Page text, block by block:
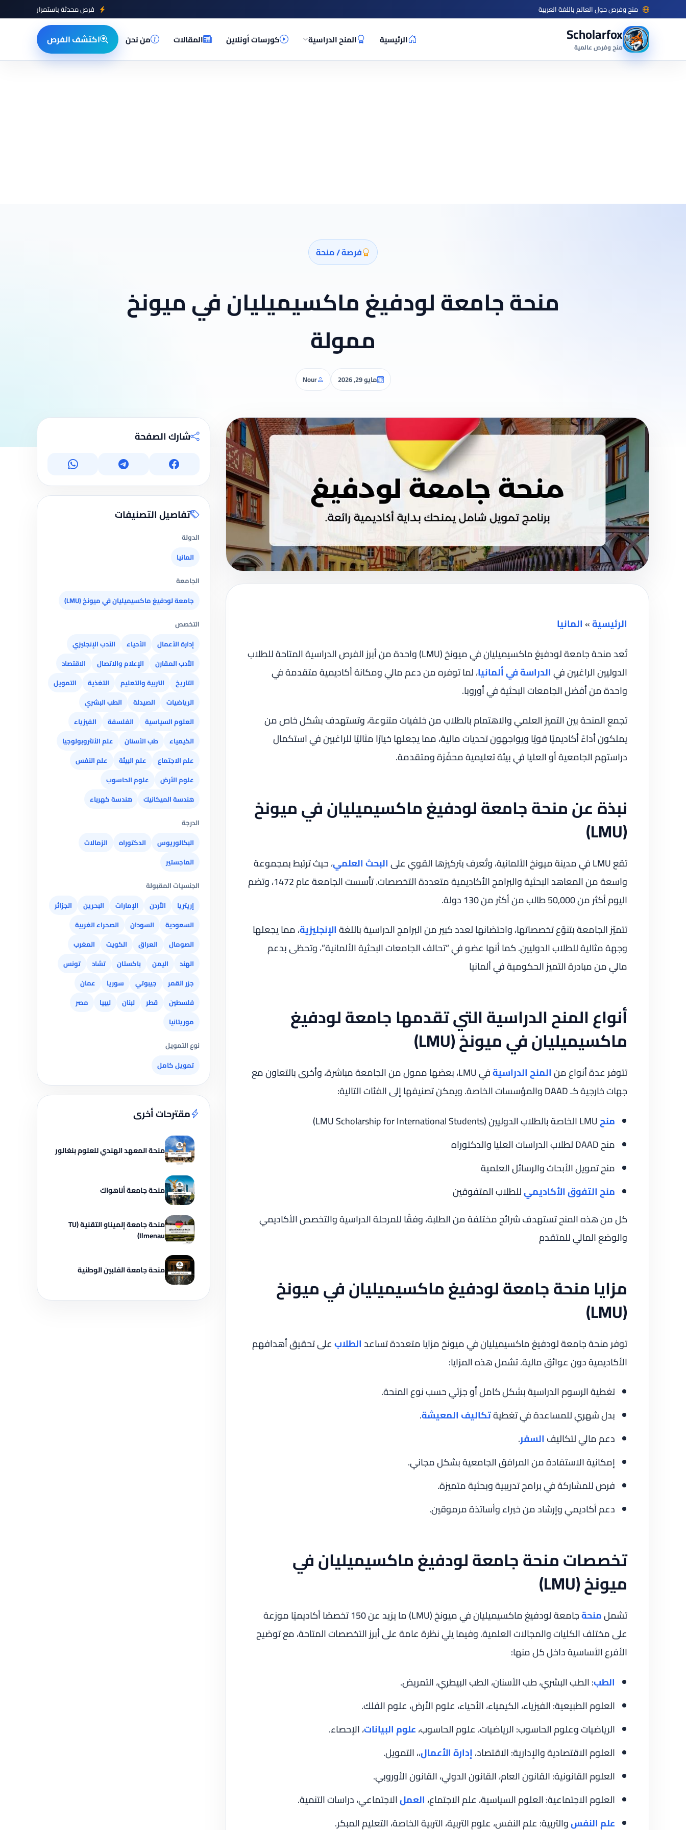
منح وفرص حول العالم باللغة العربية فرص محدثة باستمرار
Scholarfox
منح وفرص عالمية
الرئيسية المنح الدراسية كورسات أونلاين المقالات من نحن اكتشف الفرص
فرصة / منحة
منحة جامعة لودفيغ ماكسيميليان في ميونخ
ممولة
مايو 29, 2026 Nour
الرئيسية»المانيا
تُعد منحة جامعة لودفيغ ماكسيميليان في ميونخ (LMU) واحدة من أبرز الفرص الدراسية المتاحة للطلاب
الدوليين الراغبين فيالدراسة في ألمانيا، لما توفره من دعم مالي ومكانة أكاديمية متقدمة في
واحدة من أفضل الجامعات البحثية في أوروبا.
تجمع المنحة بين التميز العلمي والاهتمام بالطلاب من خلفيات متنوعة، وتستهدف بشكل خاص من
يملكون أداءً أكاديميًا قويًا ويواجهون تحديات مالية، مما يجعلها خيارًا مثاليًا للراغبين في استكمال
دراستهم الجامعية أو العليا في بيئة تعليمية محفّزة ومتقدمة.
نبذة عن منحة جامعة لودفيغ ماكسيميليان في ميونخ
(LMU)
تقع LMU في مدينة ميونخ الألمانية، وتُعرف بتركيزها القوي على البحث العلمي، حيث ترتبط بمجموعة
واسعة من المعاهد البحثية والبرامج الأكاديمية متعددة التخصصات. تأسست الجامعة عام 1472، وتضم
اليوم أكثر من 50,000 طالب من أكثر من 130 دولة.
تتميّز الجامعة بتنوّع تخصصاتها، واحتضانها لعدد كبير من البرامج الدراسية باللغةالإنجليزية، مما يجعلها
وجهة مثالية للطلاب الدوليين. كما أنها عضو في “تحالف الجامعات البحثية الألمانية”، وتحظى بدعم
مالي من مبادرة التميز الحكومية في ألمانيا
أنواع المنح الدراسية التي تقدمها جامعة لودفيغ
ماكسيميليان في ميونخ (LMU)
تتوفر عدة أنواع منالمنح الدراسية
في LMU، بعضها ممول من الجامعة مباشرة، وأخرى بالتعاون مع
جهات خارجية كـ DAAD والمؤسسات الخاصة. ويمكن تصنيفها إلى الفئات التالية:
منح
منح DAAD لطلاب الدراسات العليا والدكتوراه
منح تمويل الأبحاث والرسائل العلمية
منح التفوق الأكاديميللطلاب المتفوقين
كل من هذه المنح تستهدف شرائح مختلفة من الطلبة، وفقًا للمرحلة الدراسية والتخصص الأكاديمي
والوضع المالي للمتقدم
مزايا منحة جامعة لودفيغ ماكسيميليان في ميونخ
(LMU)
توفر منحة جامعة لودفيغ ماكسيميليان في ميونخ مزايا متعددة تساعدالطلابعلى تحقيق أهدافهم
الأكاديمية دون عوائق مالية. تشمل هذه المزايا:
تغطية الرسوم الدراسية بشكل كامل أو جزئي حسب نوع المنحة.
بدل شهري للمساعدة في تغطيةتكاليف المعيشة.
دعم مالي لتكاليف السفر.
إمكانية الاستفادة من المرافق الجامعية بشكل مجاني.
فرص للمشاركة في برامج تدريبية وبحثية متميزة.
دعم أكاديمي وإرشاد من خبراء وأساتذة مرموقين.
تخصصات منحة جامعة لودفيغ ماكسيميليان في
ميونخ (LMU)
تشملمنحة
جامعة لودفيغ ماكسيميليان في ميونخ (LMU) ما يزيد عن 150 تخصصًا أكاديميًا موزعة
على مختلف الكليات والمجالات العلمية. وفيما يلي نظرة عامة على أبرز التخصصات المتاحة، مع توضيح
الأفرع الأساسية داخل كل منها:
الطب: الطب البشري، طب الأسنان، الطب البيطري، التمريض.
العلوم الطبيعية: الفيزياء، الكيمياء، الأحياء، علوم الأرض، علوم الفلك.
الرياضيات وعلوم الحاسوب: الرياضيات، علوم الحاسوب،علوم البيانات، الإحصاء.
العلوم الاقتصادية والإدارية: الاقتصاد،إدارة الأعمال،، التمويل.
العلوم القانونية: القانون العام، القانون الدولي، القانون الأوروبي.
العلوم الاجتماعية: العلوم السياسية، علم الاجتماع، العملالاجتماعي، دراسات التنمية.
علم النفسوالتربية: علم النفس، علوم التربية، التربية الخاصة، التعليم المبكر.
شارك الصفحة
تفاصيل التصنيفات
الدولة
المانيا
الجامعة
جامعة لودفيغ ماكسيميليان في ميونخ (LMU)
التخصص
إدارة الأعمال
الأحياء
الأدب الإنجليزي
الأدب المقارن
الإعلام والاتصال
الاقتصاد
التاريخ
التربية والتعليم التغذية
التمويل
الرياضيات
الصيدلة
الطب البشري
العلوم السياسية
الفلسفة
الفيزياء
الكيمياء
طب الأسنان
علم الأنثروبولوجيا
علم الاجتماع
علم البيئة
علم النفس
علوم الأرض
علوم الحاسوب
هندسة الميكانيك
هندسة كهرباء
الدرجة
البكالوريوس
الدكتوراه
الزمالات
الماجستير
الجنسيات المقبولة
إريتريا
الأردن الإمارات البحرين
الجزائر
السعودية
السودان
الصحراء الغربية
الصومال
العراق الكويت
المغرب
الهند
اليمن باكستان تشاد
تونس
جزر القمر
جيبوتي سوريا
عمان
فلسطين
قطر لبنان ليبيا
مصر
موريتانيا
نوع التمويل
تمويل كامل
مقترحات أخرى
منحة المعهد الهندي للعلوم بنغالور
منحة جامعة أناهواك
منحة جامعة إلميناو التقنية (TU
Ilmenau)
منحة جامعة الفلبين الوطنية